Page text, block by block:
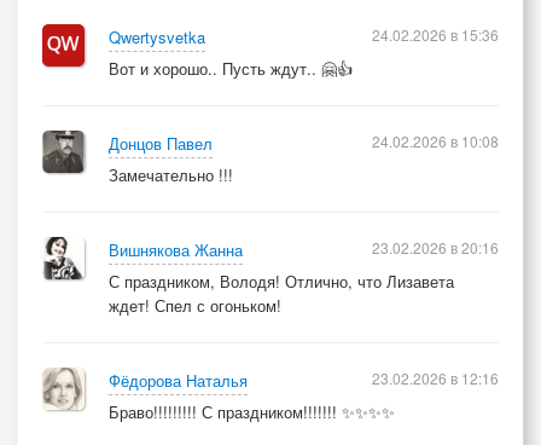
Qwertysvetka
Вот и хорошо.. Пусть ждут.. 🤗👍
24.02.2026 в 15:36
Донцов Павел
Замечательно !!!
24.02.2026 в 10:08
Вишнякова Жанна
С праздником, Володя! Отлично, что Лизавета
ждет! Спел с огоньком!
23.02.2026 в 20:16
Фёдорова Наталья
Браво!!!!!!!!! С праздником!!!!!!! ✨✨✨✨
23.02.2026 в 12:16